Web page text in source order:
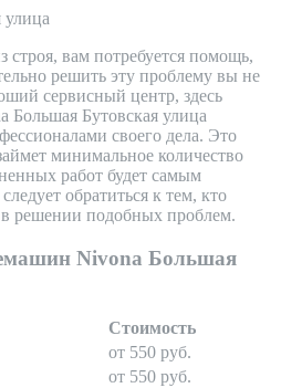
вам потребуется помощь,
решить эту проблему вы не
сервисный центр, здесь
Бутовская улица
своего дела. Это
минимальное количество
работ будет самым
обратиться к тем, кто
решении подобных проблем.
Nivona Большая
Стоимость
от 550 руб.
от 550 руб.